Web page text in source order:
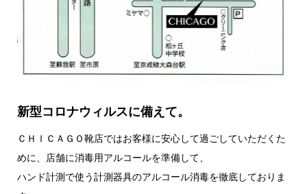
新型コロナウィルスに備えて。
ＣＨＩＣＡＧＯ靴店ではお客様に安心して過ごしていただくた
めに、店舗に消毒用アルコールを準備して、
ハンド計測で使う計測器具のアルコール消毒を徹底しておりま